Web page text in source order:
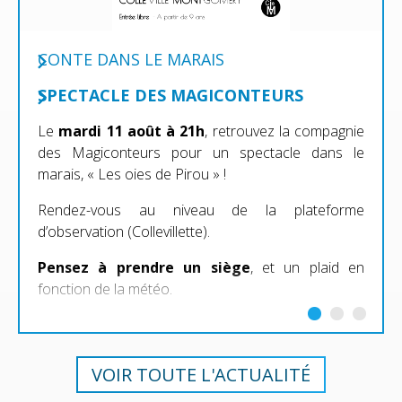
CONTE DANS LE MARAIS
SPECTACLE DES MAGICONTEURS
Le mardi 11 août à 21h, retrouvez la compagnie
des Magiconteurs pour un spectacle dans le
marais, « Les oies de Pirou » !
Rendez-vous au niveau de la plateforme
d’observation (Collevillette).
Pensez à prendre un siège, et un plaid en
fonction de la météo.
VOIR TOUTE L'ACTUALITÉ